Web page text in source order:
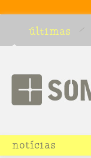
últimas
notícias